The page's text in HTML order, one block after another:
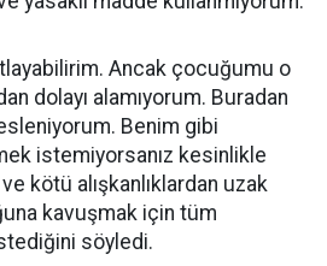
Ancak çocuğumu o
dolayı alamıyorum. Buradan
Benim gibi
istemiyorsanız kesinlikle
kötü alışkanlıklardan uzak
kavuşmak için tüm
söyledi.